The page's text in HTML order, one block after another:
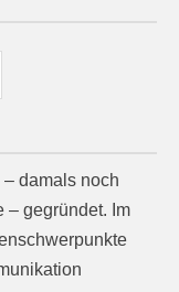
damals noch
– gegründet. Im